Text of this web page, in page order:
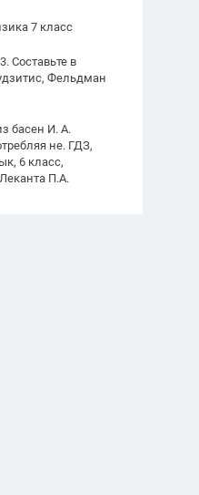
7 класс
Составьте в
Фельдман
басен И. А.
не. ГДЗ,
6 класс,
П.А.